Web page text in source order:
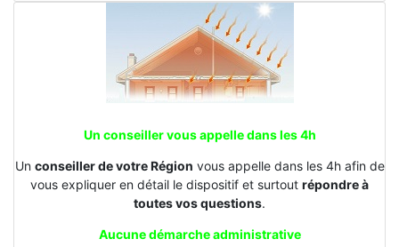
Un conseiller vous appelle dans les 4h
Un conseiller de votre Région vous appelle dans les 4h afin de
vous expliquer en détail le dispositif et surtout répondre à
toutes vos questions.
Aucune démarche administrative